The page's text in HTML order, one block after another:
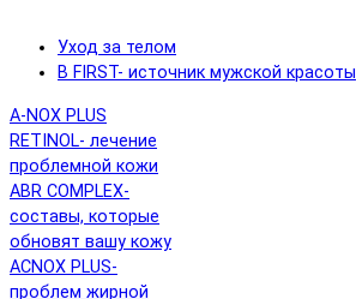
Уход за телом
B FIRST- источник мужской красоты
A-NOX PLUS
RETINOL- лечение
проблемной кожи
ABR COMPLEX-
составы, которые
обновят вашу кожу
ACNOX PLUS-
проблем жирной